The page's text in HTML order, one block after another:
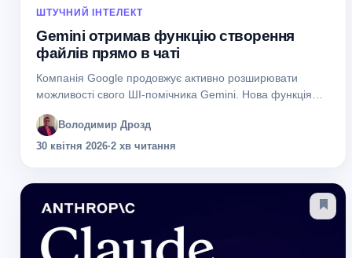
ШТУЧНИЙ ІНТЕЛЕКТ
Gemini отримав функцію створення
файлів прямо в чаті
Компанія Google продовжує активно розширювати
можливості свого ШІ-помічника Gemini. Нова функція
безпосередньо під час спілкування з AI, без необхідності
відкривати окремі сервіси чи...
Володимир Дрозд
30 квітня 2026·2 хв читання